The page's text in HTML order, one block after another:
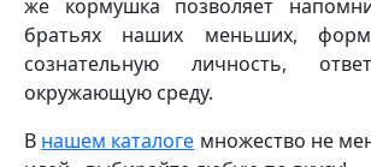
же кормушка позволяет
братьях наших меньших,
сознательную личность,
окружающую среду.
В нашем каталоге множество не